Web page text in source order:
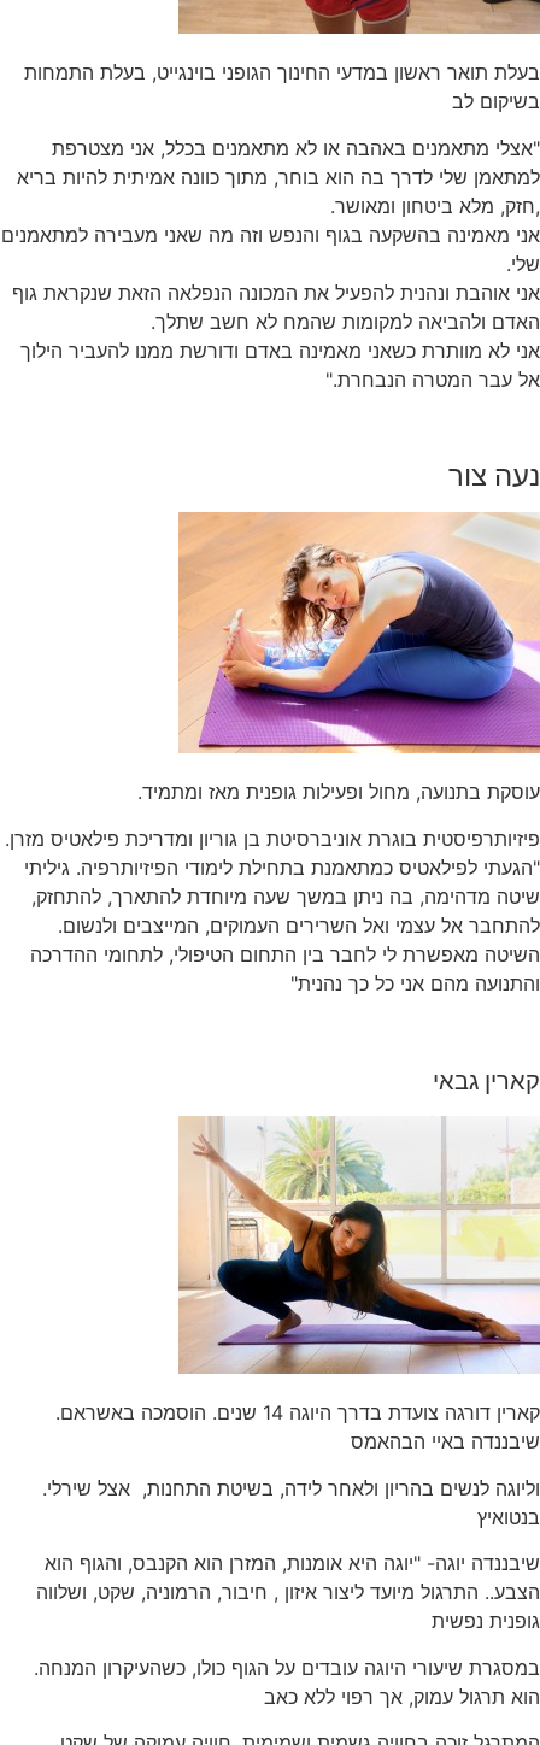
בעלת תואר ראשון במדעי החינוך הגופני בוינגייט, בעלת התמחות
בשיקום לב
"אצלי מתאמנים באהבה או לא מתאמנים בכלל, אני מצטרפת
למתאמן שלי לדרך בה הוא בוחר, מתוך כוונה אמיתית להיות בריא
,חזק, מלא ביטחון ומאושר.
אני מאמינה בהשקעה בגוף והנפש וזה מה שאני מעבירה למתאמנים
שלי.
אני אוהבת ונהנית להפעיל את המכונה הנפלאה הזאת שנקראת גוף
האדם ולהביאה למקומות שהמח לא חשב שתלך.
אני לא מוותרת כשאני מאמינה באדם ודורשת ממנו להעביר הילוך
אל עבר המטרה הנבחרת."
נעה צור
עוסקת בתנועה, מחול ופעילות גופנית מאז ומתמיד.
פיזיותרפיסטית בוגרת אוניברסיטת בן גוריון ומדריכת פילאטיס מזרן.
"הגעתי לפילאטיס כמתאמנת בתחילת לימודי הפיזיותרפיה. גיליתי
שיטה מדהימה, בה ניתן במשך שעה מיוחדת להתארך, להתחזק,
להתחבר אל עצמי ואל השרירים העמוקים, המייצבים ולנשום.
השיטה מאפשרת לי לחבר בין התחום הטיפולי, לתחומי ההדרכה
והתנועה מהם אני כל כך נהנית"
קארין גבאי
.קארין דורגה צועדת בדרך היוגה 14 שנים. הוסמכה באשראם
שיבננדה באיי הבהאמס
.וליוגה לנשים בהריון ולאחר לידה, בשיטת התחנות, אצל שירלי
בנטואיץ
שיבננדה יוגה- "יוגה היא אומנות, המזרן הוא הקנבס, והגוף הוא
הצבע.. התרגול מיועד ליצור איזון , חיבור, הרמוניה, שקט, ושלווה
גופנית נפשית
.במסגרת שיעורי היוגה עובדים על הגוף כולו, כשהעיקרון המנחה
הוא תרגול עמוק, אך רפוי ללא כאב